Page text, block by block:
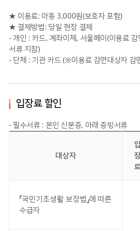
★ 이용료: 아동 3,000원(보호자 포함)
★ 결제방법: 당일 현장 결제
- 개인 : 카드, 계좌이체, 서울페이(이용료
서류 지참)
- 단체 : 기관 카드 (※이용료 감면대상자 감
입장료 할인
- 필수서류 : 본인 신분증, 아래 증빙서류
대상자
입
료
『국민기초생활 보장법』에 따른
수급자